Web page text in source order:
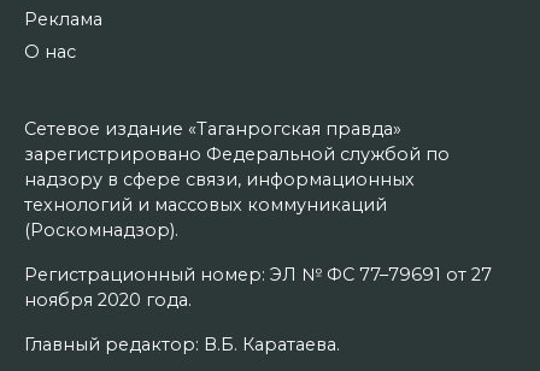
Реклама
О нас
Сетевое издание «Таганрогская правда»
зарегистрировано Федеральной службой по
надзору в сфере связи, информационных
технологий и массовых коммуникаций
(Роскомнадзор).
Регистрационный номер: ЭЛ № ФС 77–79691 от 27
ноября 2020 года.
Главный редактор: В.Б. Каратаева.